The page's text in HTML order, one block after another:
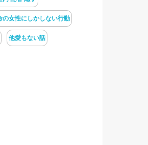
の女性にしかしない行動
他愛もない話